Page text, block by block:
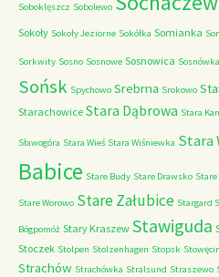
Soboklęszcz Sobolewo
Sokoły Sokoły Jeziorne Sokółka Somianka
Sorkwity Sosno Sosnowe Sosnowica Sosnówka
Sońsk Spychowo Srebrna Srokowo
Starachowice Stara Dąbrowa Stara
Sławogóra Stara Wieś Stara Wiśniewka Stara
Babice Stare Budy Stare Drawsko Stare
Stare Worowo Stare Załubice Stargard
Bógpomóż Stary Kraszew Stawiguda
Stoczek Stolpen Stolzenhagen Stopsk
Strachów Strachówka Stralsund Straszewo